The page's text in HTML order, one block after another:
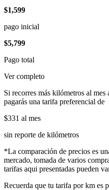
$1,599
pago inicial
$5,799
Pago total
Ver completo
Si recorres más kilómetros al
pagarás una tarifa preferencial de
$331 al mes
sin reporte de kilómetros
*La comparación de precios es
mercado, tomada de varios
tarifas aqui presentadas pueden
Recuerda que tu tarifa por km es